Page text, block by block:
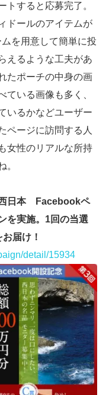
トすると応募完了。
ドールのアイテムが
を用意して簡単に投
えるような工夫があ
たポーチの中身の画
ている画像も多く、
いるかなどユーザー
ページに訪問する人
女性のリアルな所持
。
日本 Facebookペ
を実施。1回の当選
届け！
detail/15934